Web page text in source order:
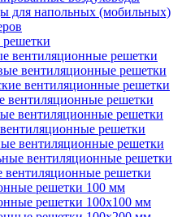
для напольных (мобильных)
вентиляционные решетки
вентиляционные решетки
вентиляционные решетки
вентиляционные решетки
вентиляционные решетки
решетки
вентиляционные решетки
вентиляционные решетки
вентиляционные решетки
решетки 100 мм
решетки 100х100 мм